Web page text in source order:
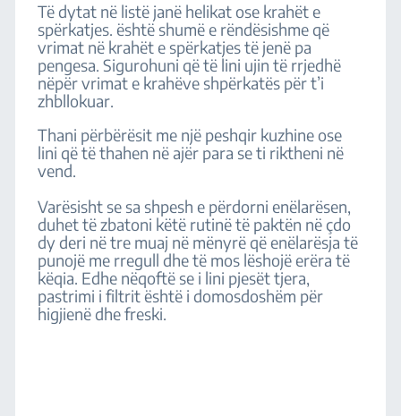
Të dytat në listë janë helikat ose krahët e
spërkatjes. është shumë e rëndësishme që
vrimat në krahët e spërkatjes të jenë pa
pengesa. Sigurohuni që të lini ujin të rrjedhë
nëpër vrimat e krahëve shpërkatës për t’i
zhbllokuar.
Thani përbërësit me një peshqir kuzhine ose
lini që të thahen në ajër para se ti riktheni në
vend.
Varësisht se sa shpesh e përdorni enëlarësen,
duhet të zbatoni këtë rutinë të paktën në çdo
dy deri në tre muaj në mënyrë që enëlarësja të
punojë me rregull dhe të mos lëshojë erëra të
këqia. Edhe nëqoftë se i lini pjesët tjera,
pastrimi i filtrit është i domosdoshëm për
higjienë dhe freski.